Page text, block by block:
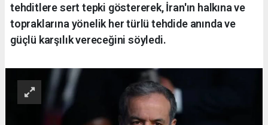
tehditlere sert tepki göstererek, İran'ın halkına ve
topraklarına yönelik her türlü tehdide anında ve
güçlü karşılık vereceğini söyledi.